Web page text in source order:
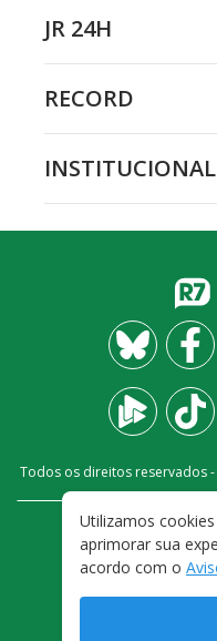
JR 24H
RECORD
INSTITUCIONAL
Todos os direitos reservados -
TERMOS
Utilizamos
aprimorar sua
acordo com o